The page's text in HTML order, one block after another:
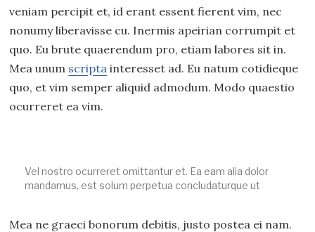
veniam percipit et, id erant essent fierent vim, nec
nonumy liberavisse cu. Inermis apeirian corrumpit et
quo. Eu brute quaerendum pro, etiam labores sit in.
Mea unum scripta interesset ad. Eu natum cotidieque
quo, et vim semper aliquid admodum. Modo quaestio
ocurreret ea vim.
Vel nostro ocurreret omittantur et. Ea eam alia dolor
mandamus, est solum perpetua concludaturque ut
Mea ne graeci bonorum debitis, justo postea ei nam.